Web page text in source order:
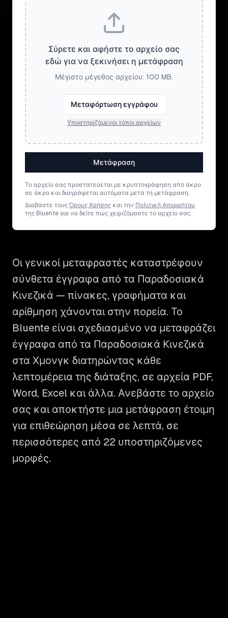
Σύρετε και αφήστε το αρχείο σας
εδώ για να ξεκινήσει η μετάφραση
Μέγιστο μέγεθος αρχείου: 100 MB.
Μεταφόρτωση εγγράφου
Υποστηριζόμενοι τύποι αρχείων
Μετάφραση
Το αρχείο σας προστατεύεται με κρυπτογράφηση από άκρο
σε άκρο και διαγράφεται αυτόματα μετά τη μετάφραση.
Διαβάστε τουςΌρους Χρήσης και την Πολιτική Απορρήτου
της Bluente για να δείτε πώς χειριζόμαστε το αρχείο σας.
Οι γενικοί μεταφραστές καταστρέφουν
σύνθετα έγγραφα από τα Παραδοσιακά
Κινεζικά — πίνακες, γραφήματα και
αρίθμηση χάνονται στην πορεία. Το
Bluente είναι σχεδιασμένο να μεταφράζει
έγγραφα από τα Παραδοσιακά Κινεζικά
στα Χμονγκ διατηρώντας κάθε
λεπτομέρεια της διάταξης, σε αρχεία PDF,
Word, Excel και άλλα. Ανεβάστε το αρχείο
σας και αποκτήστε μια μετάφραση έτοιμη
για επιθεώρηση μέσα σε λεπτά, σε
περισσότερες από 22 υποστηριζόμενες
μορφές.